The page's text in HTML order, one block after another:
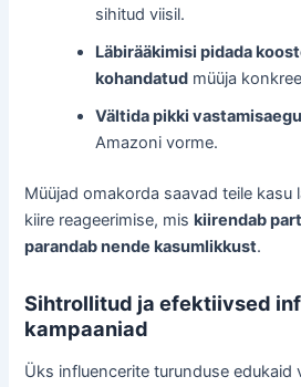
sihitud viisil.
Läbirääkimisi pidada
kohandatud müüja
Vältida pikki vastamisaegu
Amazoni vorme.
Müüjad omakorda saavad teile kasu
kiire reageerimise, mis kiirendab
parandab nende kasumlikkust.
Sihtrollitud ja efektiivsed
kampaaniad
Üks influencerite turunduse